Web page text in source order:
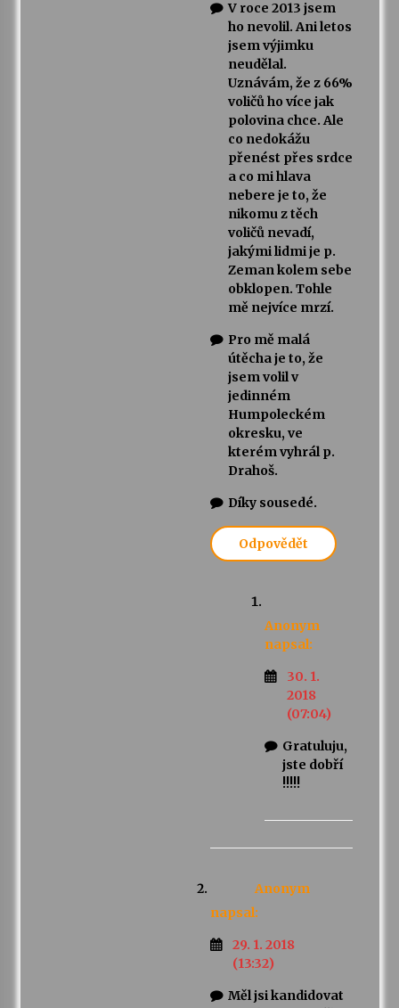
V roce 2013 jsem
ho nevolil. Ani letos
jsem výjimku
neudělal.
Uznávám, že z 66%
voličů ho více jak
polovina chce. Ale
co nedokážu
přenést přes srdce
a co mi hlava
nebere je to, že
nikomu z těch
voličů nevadí,
jakými lidmi je p.
Zeman kolem sebe
obklopen. Tohle
mě nejvíce mrzí.
Pro mě malá
útěcha je to, že
jsem volil v
jedinném
Humpoleckém
okresku, ve
kterém vyhrál p.
Drahoš.
Díky sousedé.
Odpovědět
Anonym
napsal:
30. 1.
2018
(07:04)
Gratuluju,
jste dobří
!!!!!
Anonym
napsal:
29. 1. 2018
(13:32)
Měl jsi kandidovat